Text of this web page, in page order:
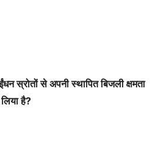
स्रोतों से अपनी स्थापित बिजली क्षमता
है?